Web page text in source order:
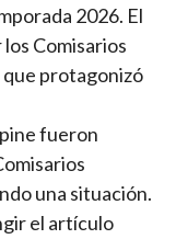
2026. El
Comisarios
protagonizó
fueron
una situación.
el artículo